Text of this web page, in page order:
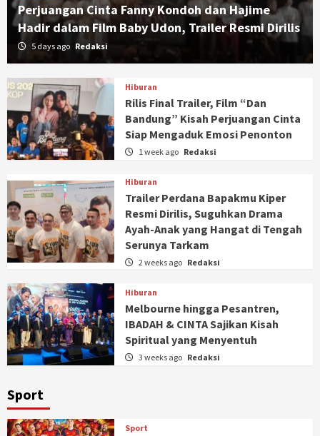
Perjuangan Cinta Fanny Kondoh dan Hajime
Hadir dalam Film Baby Udon, Trailer Resmi Dirilis
5 days ago Redaksi
Hiburan
Rilis Final Trailer, Film “Dan
Bandung” Kisah Perjuangan Cinta
Siap Mengaduk Emosi Penonton
1 week ago Redaksi
Hiburan
Trailer Perdana Bapakmu Kiper
Resmi Dirilis, Suguhkan Drama
Ayah-Anak yang Hangat di Tengah
Serunya Tarkam
2 weeks ago Redaksi
Hiburan
Melbourne hingga Pesantren,
IBADAH & CINTA Sajikan Kisah
Spiritual yang Menyentuh
3 weeks ago Redaksi
Sport
Sport